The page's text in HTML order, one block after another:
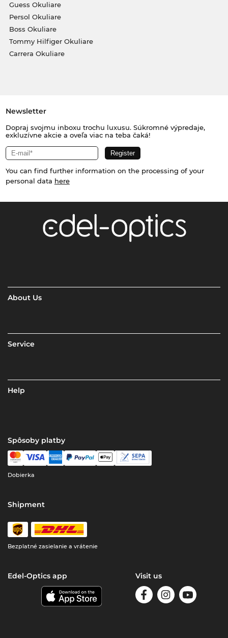
Guess Okuliare
Persol Okuliare
Boss Okuliare
Tommy Hilfiger Okuliare
Carrera Okuliare
Newsletter
Dopraj svojmu inboxu trochu luxusu. Súkromné výpredaje,
exkluzívne akcie a oveľa viac na teba čaká!
You can find further information on the processing of your
personal data here
About Us
Service
Help
Spôsoby platby
Dobierka
Shipment
Bezplatné zasielanie a vrátenie
Edel-Optics app Visit us